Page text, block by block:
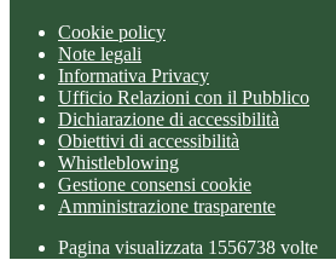
Cookie policy
Note legali
Informativa Privacy
Ufficio Relazioni con il Pubblico
Dichiarazione di accessibilità
Obiettivi di accessibilità
Whistleblowing
Gestione consensi cookie
Amministrazione trasparente
Pagina visualizzata 1556738 volte